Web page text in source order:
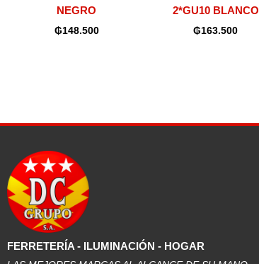
NEGRO
₲148.500
2*GU10 BLANCO
₲163.500
FERRETERÍA - ILUMINACIÓN - HOGAR